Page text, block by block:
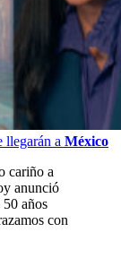
llegarán a México
cariño a
anunció
años
con